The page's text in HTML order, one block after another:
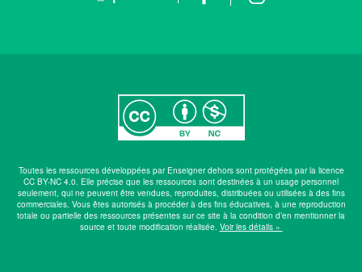
Toutes les ressources développées par Enseigner dehors sont protégées par la licence
CC BY-NC 4.0. Elle précise que les ressources sont destinées à un usage personnel
seulement, qui ne peuvent être vendues, reproduites, distribuées ou utilisées à des fins
commerciales. Vous êtes autorisés à procéder à des fins éducatives, à une reproduction
totale ou partielle des ressources présentes sur ce site à la condition d’en mentionner la
source et toute modification réalisée. Voir les détails »